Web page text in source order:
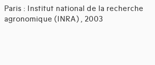
Paris : Institut national de la recherche
agronomique (INRA) , 2003